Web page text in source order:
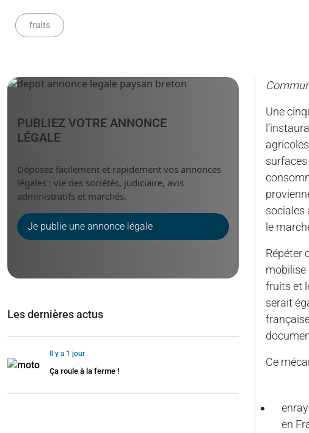
fruits
Une
sociales
le
Répéter
mobilise
fruits et
serait
Ce
en
PUBLIEZ VOTRE ANNONCE
LÉGALE
Déposez facilement et rapidement vos annonces
légales : vie des sociétés, judiciaire, avis
administratifs et marchés.
Je publie une annonce légale
Les dernières actus
Il y a 1 jour
Ça roule à la ferme !